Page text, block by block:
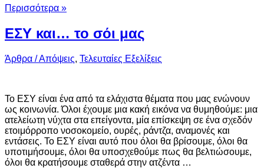
Περισσότερα »
ΕΣΥ και… το σόι μας
Άρθρα / Απόψεις, Τελευταίες Εξελίξεις
Το ΕΣΥ είναι ένα από τα ελάχιστα θέματα που μας ενώνουν
ως κοινωνία. Όλοι έχουμε μια κακή εικόνα να θυμηθούμε: μια
ατελείωτη νύχτα στα επείγοντα, μία επίσκεψη σε ένα σχεδόν
ετοιμόρροπο νοσοκομείο, ουρές, ράντζα, αναμονές και
εντάσεις. Το ΕΣΥ είναι αυτό που όλοι θα βρίσουμε, όλοι θα
υποτιμήσουμε, όλοι θα υποσχεθούμε πως θα βελτιώσουμε,
όλοι θα κρατήσουμε σταθερά στην ατζέντα …